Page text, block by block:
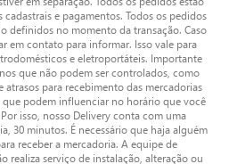
e pagamentos. Todos os pedidos
definidos no momento da transação. Caso
em contato para informar. Isso vale para
e eletroportáteis. Importante
que não podem ser controlados, como
para recebimento das mercadorias
podem influenciar no horário que você
isso, nosso Delivery conta com uma
30 minutos. É necessário que haja alguém
receber a mercadoria. A equipe de
realiza serviço de instalação, alteração ou